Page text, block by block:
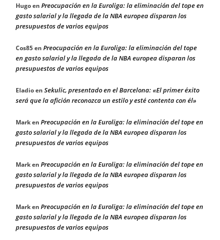
Hugoen Preocupación en la Euroliga: la eliminación del tope en
gasto salarial y la llegada de la NBA europea disparan los
presupuestos de varios equipos
Cos85en Preocupación en la Euroliga: la eliminación del tope
en gasto salarial y la llegada de la NBA europea disparan los
presupuestos de varios equipos
Eladioen Sekulic, presentado en el Barcelona: «El primer éxito
será que la afición reconozca un estilo y esté contenta con él»
Marken Preocupación en la Euroliga: la eliminación del tope en
gasto salarial y la llegada de la NBA europea disparan los
presupuestos de varios equipos
Marken Preocupación en la Euroliga: la eliminación del tope en
gasto salarial y la llegada de la NBA europea disparan los
presupuestos de varios equipos
Marken Preocupación en la Euroliga: la eliminación del tope en
gasto salarial y la llegada de la NBA europea disparan los
presupuestos de varios equipos